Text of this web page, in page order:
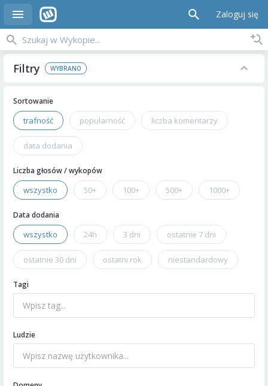
Zaloguj się
Filtry
Sortowanie
trafność popularność liczba komentarzy
data dodania
Liczba głosów / wykopów
wszystko 50+ 100+ 500+ 1000+
Data dodania
wszystko 24h 3 dni ostatnie 7 dni
ostatnie 30 dni ostatni rok niestandardowy
Tagi
Ludzie